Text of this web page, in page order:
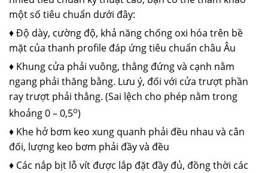
một số tiêu chuẩn dưới đây:
♦ Độ dày, cường độ, khả năng chống oxi hóa trên bề
mặt của thanh profile đáp ứng tiêu chuẩn châu Âu
♦ Khung cửa phải vuông, thẳng đứng và cạnh nằm
ngang phải thăng bằng. Lưu ý, đối với cửa trượt phần
ray trượt phải thẳng. (Sai lệch cho phép nằm trong
khoảng 0 – 0,5o)
♦ Khe hở bơm keo xung quanh phải đều nhau và cân
đối, lượng keo bơm phải đầy và đều
♦ Các nắp bịt lỗ vít được lắp đặt đầy đủ, đồng thời các